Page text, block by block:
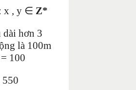
x , y ∈ Z*
dài hơn 3
là 100m
100